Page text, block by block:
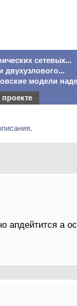
сетевых...
модели
проекте
апдейтится а